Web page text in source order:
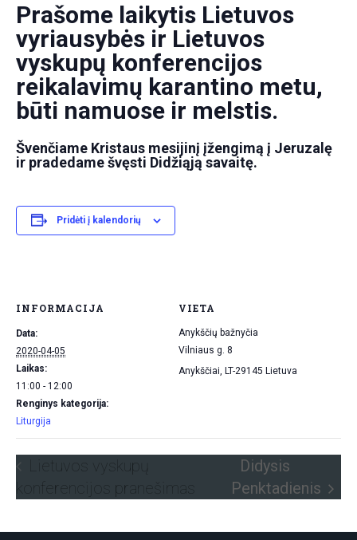
Prašome laikytis Lietuvos
vyriausybės ir Lietuvos
vyskupų konferencijos
reikalavimų karantino metu,
būti namuose ir melstis.
Švenčiame Kristaus mesijinį įžengimą į Jeruzalę
ir pradedame švęsti Didžiąją savaitę.
Pridėti į kalendorių
INFORMACIJA
Data:
2020-04-05
Laikas:
11:00 - 12:00
Renginys kategorija:
Liturgija
VIETA
Anykščių bažnyčia
Vilniaus g. 8
Anykščiai, LT-29145 Lietuva
Lietuvos vyskupų
konferencijos pranešimas
Didysis
Penktadienis